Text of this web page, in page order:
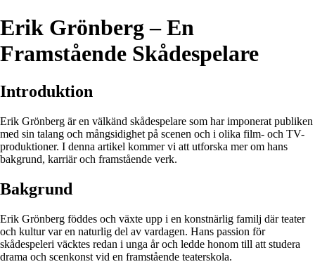
Erik Grönberg – En
Framstående Skådespelare
Introduktion
Erik Grönberg är en välkänd skådespelare som har imponerat publiken
med sin talang och mångsidighet på scenen och i olika film- och TV-
produktioner. I denna artikel kommer vi att utforska mer om hans
bakgrund, karriär och framstående verk.
Bakgrund
Erik Grönberg föddes och växte upp i en konstnärlig familj där teater
och kultur var en naturlig del av vardagen. Hans passion för
skådespeleri väcktes redan i unga år och ledde honom till att studera
drama och scenkonst vid en framstående teaterskola.